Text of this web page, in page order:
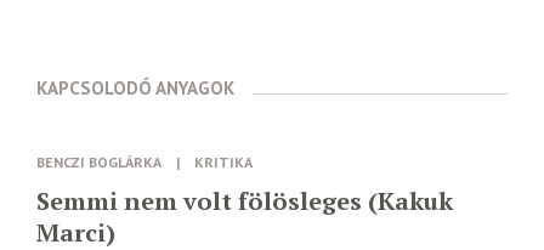
KAPCSOLODÓ ANYAGOK
BENCZI BOGLÁRKA | KRITIKA
Semmi nem volt fölösleges (Kakuk
Marci)